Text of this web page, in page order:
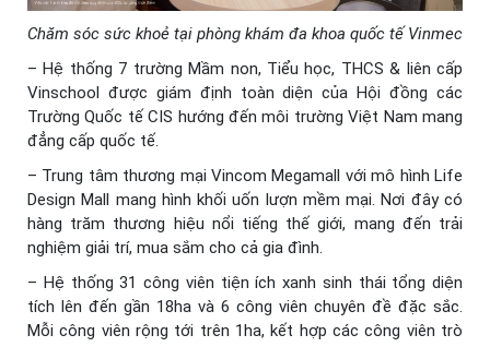
Chăm sóc sức khoẻ tại phòng khám đa khoa quốc tế Vinmec
– Hệ thống 7 trường Mầm non, Tiểu học, THCS & liên cấp
Vinschool được giám định toàn diện của Hội đồng các
Trường Quốc tế CIS hướng đến môi trường Việt Nam mang
đẳng cấp quốc tế.
– Trung tâm thương mại Vincom Megamall với mô hình Life
Design Mall mang hình khối uốn lượn mềm mại. Nơi đây có
hàng trăm thương hiệu nổi tiếng thế giới, mang đến trải
nghiệm giải trí, mua sắm cho cả gia đình.
– Hệ thống 31 công viên tiện ích xanh sinh thái tổng diện
tích lên đến gần 18ha và 6 công viên chuyên đề đặc sắc.
Mỗi công viên rộng tới trên 1ha, kết hợp các công viên trò